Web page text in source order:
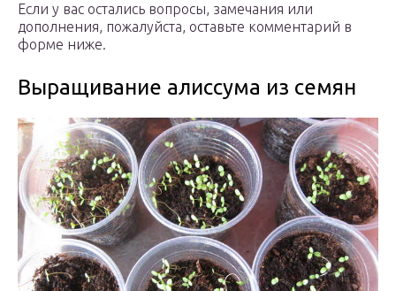
Если у вас остались вопросы, замечания или
дополнения, пожалуйста, оставьте комментарий в
форме ниже.
Выращивание алиссума из семян